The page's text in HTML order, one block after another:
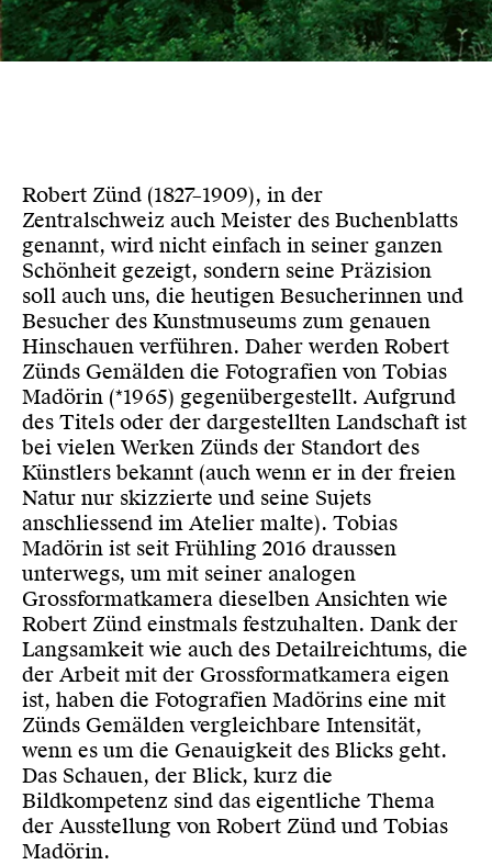
Robert Zünd (1827–1909), in der
Zentralschweiz auch Meister des Buchenblatts
genannt, wird nicht einfach in seiner ganzen
Schönheit gezeigt, sondern seine Präzision
soll auch uns, die heutigen Besucherinnen und
Besucher des Kunstmuseums zum genauen
Hinschauen verführen. Daher werden Robert
Zünds Gemälden die Fotografien von Tobias
Madörin (*1965) gegenübergestellt. Aufgrund
des Titels oder der dargestellten Landschaft ist
bei vielen Werken Zünds der Standort des
Künstlers bekannt (auch wenn er in der freien
Natur nur skizzierte und seine Sujets
anschliessend im Atelier malte). Tobias
Madörin ist seit Frühling 2016 draussen
unterwegs, um mit seiner analogen
Grossformatkamera dieselben Ansichten wie
Robert Zünd einstmals festzuhalten. Dank der
Langsamkeit wie auch des Detailreichtums, die
der Arbeit mit der Grossformatkamera eigen
ist, haben die Fotografien Madörins eine mit
Zünds Gemälden vergleichbare Intensität,
wenn es um die Genauigkeit des Blicks geht.
Das Schauen, der Blick, kurz die
Bildkompetenz sind das eigentliche Thema
der Ausstellung von Robert Zünd und Tobias
Madörin.